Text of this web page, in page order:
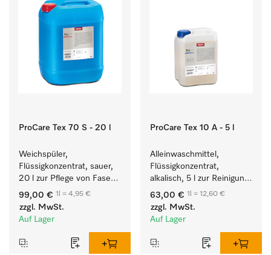
ProCare Tex 70 S - 20 l
Weichspüler,
Flüssigkonzentrat, sauer,
20 l zur Pflege von Fasern
für eine langfristige
Geschmeidigkeit der
Textilien.
99,00 € 1l = 4,95 €
zzgl. MwSt.
Auf Lager
ProCare Tex 10 A - 5 l
Alleinwaschmittel,
Flüssigkonzentrat,
alkalisch, 5 l zur Reinigung
weißer Textilien und
farbechter Buntwäsche.
63,00 € 1l = 12,60 €
zzgl. MwSt.
Auf Lager